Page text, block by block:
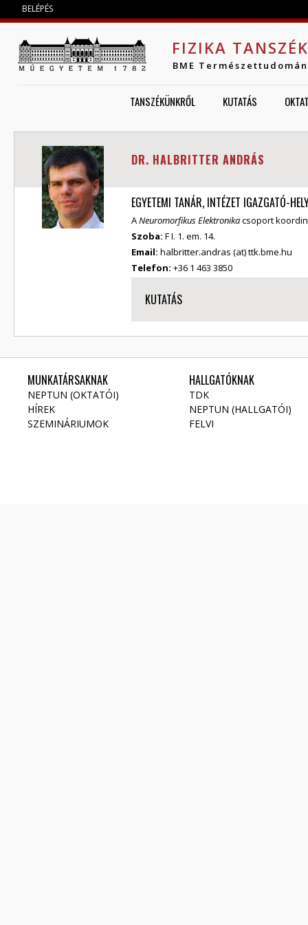
BELÉPÉS
FIZIKA TANSZÉK
BME
TANSZÉKÜNKRŐL KUTATÁS
DR. HALBRITTER ANDRÁS
EGYETEMI TANÁR, INTÉZET IGAZGATÓ-
ANeuromorfikus Elektronikacsoport
Szoba: F I. 1. em. 14.
Email: halbritter.andras (at) ttk.bme.hu
Telefon: +36 1 463 3850
KUTATÁS
MUNKATÁRSAKNAK
NEPTUN (OKTATÓI)
HÍREK
SZEMINÁRIUMOK
HALLGATÓKNAK
TDK
NEPTUN (HALLGATÓI)
FELVI